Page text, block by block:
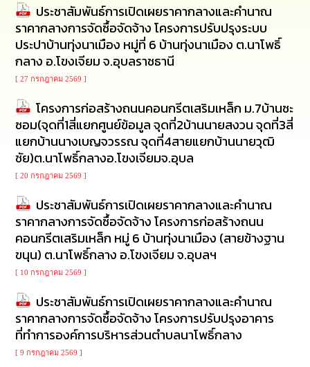
การ
บริหาร
และ
พัฒนา
ทรัพยากร
บุคคล
การ
จัด
ซื้อ
จัด
จ้าง
การ
เงิน
การ
คลัง
แผนการ
ป้องกัน
การ
ทุจริต
การ
ดำเนิน
ประชาสัมพันธ์การเปิดเผยราคากลางและคำนาณ
ราคากลางการจัดซื้อจัดจ้าง โครงการปรับปรุงระบบ
ประปาบ้านทุ่งนาเมือง หมู่ที่ 6 บ้านทุ่งนาเมือง ต.นาโพธิ์
กลาง อ.โขงเจียม จ.อุบลราชธานี
[ 27 กรกฎาคม 2569 ]
โครงการก่อสร้างถนนคอนกรีตเสริมเหล็ก ม.7บ้านซะ
ซอม(จุดที่1สี่แยกศูนย์ข้อมูล จุดที่2บ้านนายสงวน จุดที่3สี่
แยกบ้านนางเบญจวรรณ จุดที่4สายแยกบ้านนายวุฒิ
ชัย)ต.นาโพธิ์กลางอ.โขงเจียมจ.อุบล
[ 20 กรกฎาคม 2569 ]
ประชาสัมพันธ์การเปิดเผยราคากลางและคำนาณ
ราคากลางการจัดซื้อจัดจ้าง โครงการก่อสร้างถนน
คอนกรีตเสริมเหล็ก หมู่ 6 บ้านทุ่งนาเมือง (สายข้างฐาน
ขนุน) ต.นาโพธิ์กลาง อ.โขงเจียม จ.อุบลฯ
[ 10 กรกฎาคม 2569 ]
ประชาสัมพันธ์การเปิดเผยราคากลางและคำนาณ
ราคากลางการจัดซื้อจัดจ้าง โครงการปรับปรุงอาคาร
ที่ทำการองค์การบริหารส่วนตำบลนาโพธิ์กลาง
[ 9 กรกฎาคม 2569 ]